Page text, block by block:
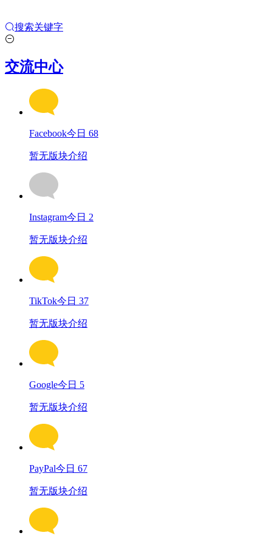
搜索关键字
交流中心
Facebook今日 68
暂无版块介绍
Instagram今日 2
暂无版块介绍
TikTok今日 37
暂无版块介绍
Google今日 5
暂无版块介绍
PayPal今日 67
暂无版块介绍